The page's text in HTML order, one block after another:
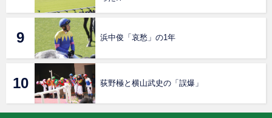
浜中俊「哀愁」の1年
荻野極と横山武史の「誤爆」